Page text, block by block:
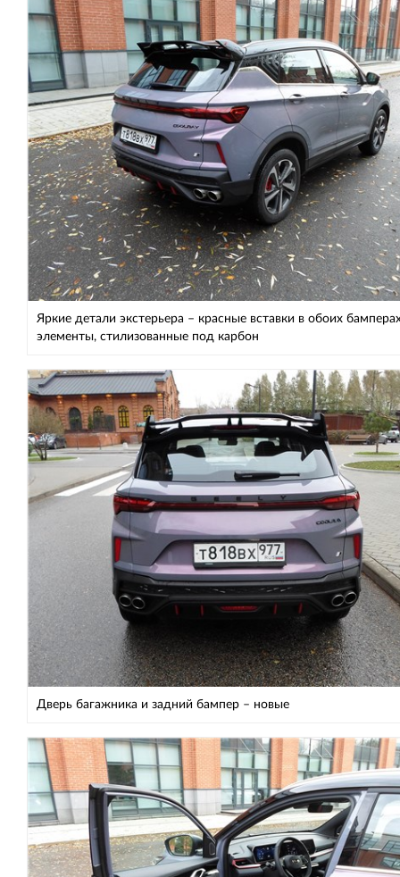
Яркие детали экстерьера – красные вставки в обоих
элементы, стилизованные под карбон
Дверь багажника и задний бампер – новые